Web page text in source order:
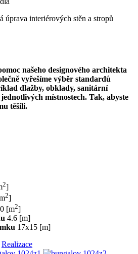
úprava interiérových stěn a stropů
našeho designového architekta
vyřešíme výběr standardů
dlažby, obklady, sanitární
místnostech. Tak, abyste
těšili.
2]
2]
[m2]
4.6 [m]
17x15 [m]
Realizace